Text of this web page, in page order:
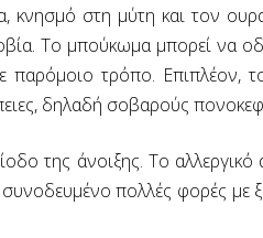
κνησμό στη μύτη και τον
Το μπούκωμα μπορεί να
παρόμοιο τρόπο.
δηλαδή σοβαρούς
της άνοιξης. Το
πολλές φορές με